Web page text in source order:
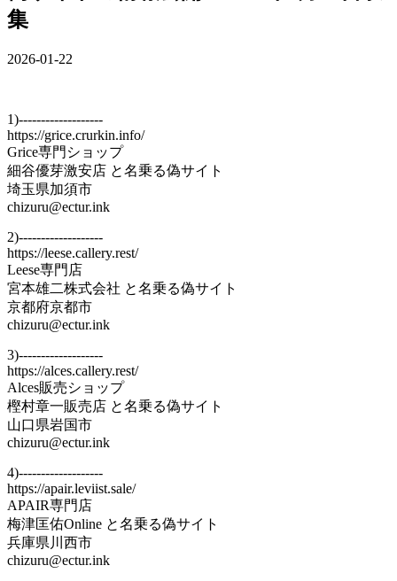
集
2026-01-22
1)-------------------
https://grice.crurkin.info/
Grice専門ショップ
細谷優芽激安店 と名乗る偽サイト
埼玉県加須市
chizuru@ectur.ink
2)-------------------
https://leese.callery.rest/
Leese専門店
宮本雄二株式会社 と名乗る偽サイト
京都府京都市
chizuru@ectur.ink
3)-------------------
https://alces.callery.rest/
Alces販売ショップ
樫村章一販売店 と名乗る偽サイト
山口県岩国市
chizuru@ectur.ink
4)-------------------
https://apair.leviist.sale/
APAIR専門店
梅津匡佑Online と名乗る偽サイト
兵庫県川西市
chizuru@ectur.ink